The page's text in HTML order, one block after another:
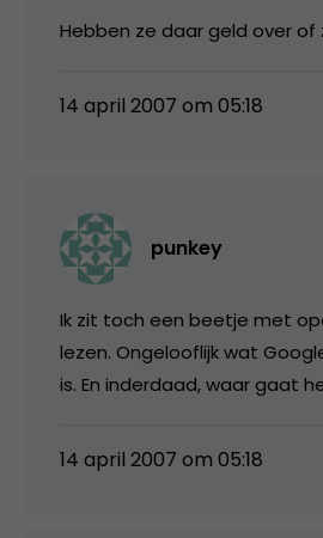
Hebben ze daar geld over of
14 april 2007 om 05:18
punkey
Ik zit toch een beetje met
lezen. Ongelooflijk wat
is. En inderdaad, waar gaat
14 april 2007 om 05:18